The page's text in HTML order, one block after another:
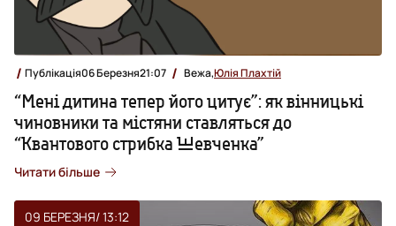
Публікація06 Березня21:07 Вежа,Юлія Плахтій
“Мені дитина тепер його цитує”: як вінницькі
чиновники та містяни ставляться до
“Квантового стрибка Шевченка”
Читати більше
09 БЕРЕЗНЯ/ 13:12